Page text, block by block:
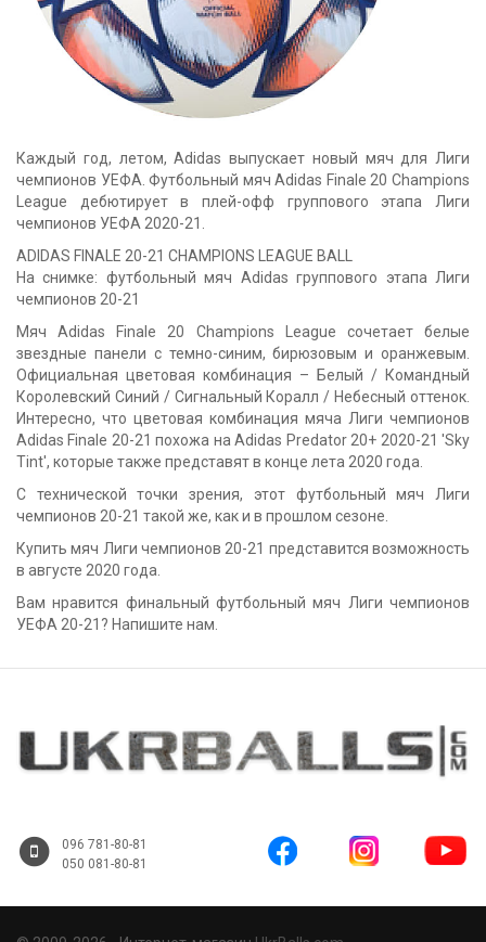
Каждый год, летом, Adidas выпускает новый мяч для Лиги
чемпионов УЕФА. Футбольный мяч Adidas Finale 20 Champions
League дебютирует в плей-офф группового этапа Лиги
чемпионов УЕФА 2020-21.
ADIDAS FINALE 20-21 CHAMPIONS LEAGUE BALL
На снимке: футбольный мяч Adidas группового этапа Лиги
чемпионов 20-21
Мяч Adidas Finale 20 Champions League сочетает белые
звездные панели с темно-синим, бирюзовым и оранжевым.
Официальная цветовая комбинация – Белый / Командный
Королевский Синий / Сигнальный Коралл / Небесный оттенок.
Интересно, что цветовая комбинация мяча Лиги чемпионов
Adidas Finale 20-21 похожа на Adidas Predator 20+ 2020-21 'Sky
Tint', которые также представят в конце лета 2020 года.
С технической точки зрения, этот футбольный мяч Лиги
чемпионов 20-21 такой же, как и в прошлом сезоне.
Купить мяч Лиги чемпионов 20-21 представится возможность
в августе 2020 года.
Вам нравится финальный футбольный мяч Лиги чемпионов
УЕФА 20-21? Напишите нам.
096 781-80-81
050 081-80-81